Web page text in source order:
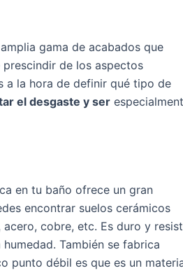
gama de acabados que
de los aspectos
a la hora de definir qué tipo de
el desgaste y ser
en tu baño ofrece un gran
encontrar suelos cerámicos
cobre, etc. Es duro y
También se fabrica
punto débil es que es un